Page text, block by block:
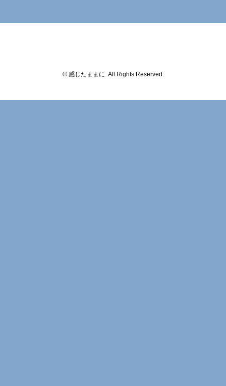
© 感じたままに. All Rights Reserved.